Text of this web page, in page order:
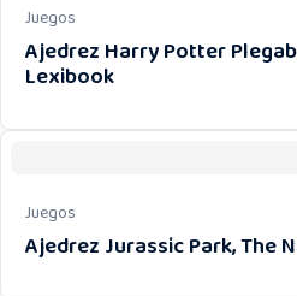
Juegos
Ajedrez Harry Potter
Lexibook
Juegos
Ajedrez Jurassic Park, The